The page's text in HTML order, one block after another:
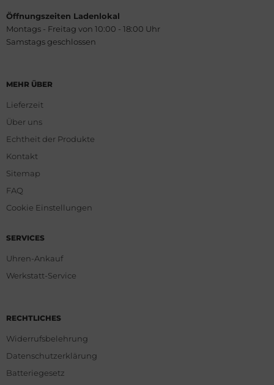
Öffnungszeiten Ladenlokal
Montags - Freitag von 10:00 - 18:00 Uhr
Samstags geschlossen
MEHR ÜBER
Lieferzeit
Über uns
Echtheit der Produkte
Kontakt
Sitemap
FAQ
Cookie Einstellungen
SERVICES
Uhren-Ankauf
Werkstatt-Service
RECHTLICHES
Widerrufsbelehrung
Datenschutzerklärung
Batteriegesetz